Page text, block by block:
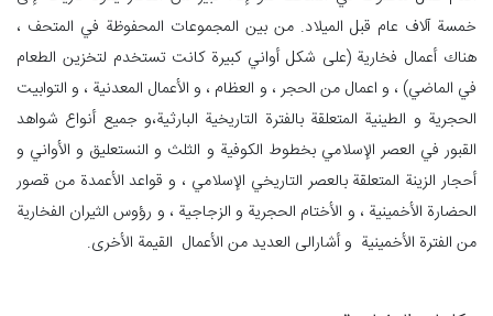
خمسة آلاف عام قبل الميلاد. من بين المجموعات المحفوظة في المتحف ،
هناك أعمال فخارية (على شكل أواني كبيرة كانت تستخدم لتخزين الطعام
في الماضي) ، و اعمال من الحجر ، و العظام ، و الأعمال المعدنية ، و التوابيت
الحجرية و الطينية المتعلقة بالفترة التاريخية البارثية،و جميع أنواع شواهد
القبور في العصر الإسلامي بخطوط الكوفية و الثلث و النستعليق و الأواني و
أحجار الزينة المتعلقة بالعصر التاريخي الإسلامي ، و قواعد الأعمدة من قصور
الحضارة الأخمينية ، و الأختام الحجرية و الزجاجية ، و رؤوس الثيران الفخارية
من الفترة الأخمينية و أشارالی العديد من الأعمال القيمة الأخرى.